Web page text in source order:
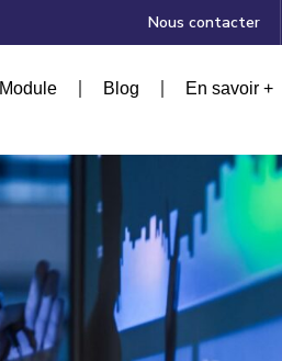
Nous contacter
Module Blog En savoir +